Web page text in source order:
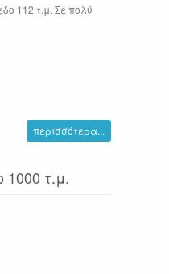
112 τ.μ. Σε πολύ
περισσότερα...
τ.μ.